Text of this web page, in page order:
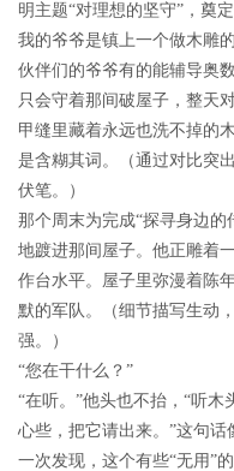
明主题“对理想的坚守”，奠
我的爷爷是镇上一个做木雕
伙伴们的爷爷有的能辅导奥
只会守着那间破屋子，整天
甲缝里藏着永远也洗不掉的
是含糊其词。（通过对比突
伏笔。）
那个周末为完成“探寻身边
地踱进那间屋子。他正雕着
作台水平。屋子里弥漫着陈
默的军队。（细节描写生动
强。）
“您在干什么？”
“在听。”他头也不抬，“听
心些，把它请出来。”这句
一次发现，这个有些“无用”